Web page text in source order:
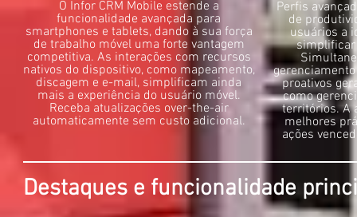
Destaques e funcionalidade
O Infor CRM Mobile estende a
funcionalidade avançada para
smartphones e tablets, dando à sua força
de trabalho móvel uma forte vantagem
competitiva. As interações com recursos
nativos do dispositivo, como mapeamento,
discagem e e-mail, simplificam ainda
mais a experiência do usuário móvel.
Receba atualizações over-the-air
automaticamente sem custo adicional.
Perfis
de
usuários a
simplificar
proativos
como
territórios. A
melhores
ações